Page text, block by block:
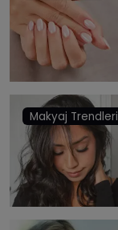
Makyaj Trendleri